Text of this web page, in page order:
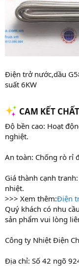
Điện trở nước,dầu
suất 6KW
CAM KẾT
Độ bền cao: Hoạt
nghiệt.
An toàn: Chống rò rỉ
Giá thành cạnh
nhiệt.
>>> Xem thêm:Điện
Quý khách có nhu
sản phẩm vui lòng
Công ty Nhiệt Điện
Địa chỉ: Số 42 ngõ